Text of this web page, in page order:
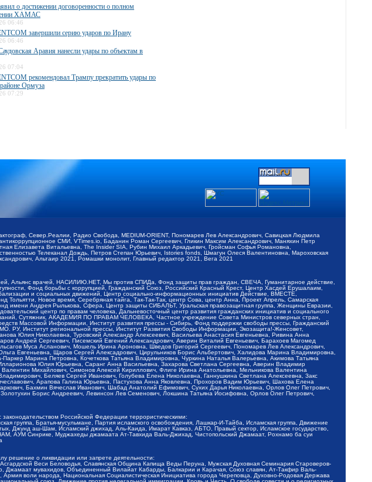
о достижении договоренности о полном
ХАМАС
06:46
завершили серию ударов по Ирану
06:46
Аравия нанесли удары по объектам в
07:04
рекомендовал Трампу прекратить удары по
Ормуза
07:29
Север.Реалии, Радио Свобода, MEDIUM-ORIENT, Пономарев Лев Александрович, Савицкая Людмила
СМИ, VTimes.io, Баданин Роман Сергеевич, Гликин Максим Александрович, Маняхин Петр
Елизавета Витальевна, The Insider SIA, Рубин Михаил Аркадьевич, Гройсман Софья Романовна,
Телеканал Дождь, Петров Степан Юрьевич, Istories fonds, Шмагун Олеся Валентиновна, Мароховская
Альтаир 2021, Ромашки монолит, Главный редактор 2021, Вега 2021
Альянс врачей, НАСИЛИЮ.НЕТ, Мы против СПИДа, Фонд защиты прав граждан, СВЕЧА, Гуманитарное действие,
Фонд борьбы с коррупцией, Гражданский Союз, Российский Красный Крест, Центр Хасдей Ерушалаим,
и социальных движений, Центр социально-информационных инициатив Действие, ВМЕСТЕ,
Новое время, Серебряная тайга, Так-Так-Так, центр Сова, центр Анна, Проект Апрель, Самарская
имени Андрея Рылькова, Сфера, Центр защиты СИБАЛЬТ, Уральская правозащитная группа, Женщины Евразии,
центр по правам человека, Дальневосточный центр развития гражданских инициатив и социального
Сутяжник, АКАДЕМИЯ ПО ПРАВАМ ЧЕЛОВЕКА, Частное учреждение Совета Министров северных стран,
Массовой Информации, Институт развития прессы - Сибирь, Фонд поддержки свободы прессы, Гражданский
РУ, Институт региональной прессы, Институт Развития Свободы Информации, Экозащита!-Женсовет,
Юлия Николаевна, Туровский Александр Алексеевич, Васильева Анастасия Евгеньевна, Ривина Анна
Андрей Сергеевич, Писемский Евгений Александрович, Аверин Виталий Евгеньевич, Барахоев Магомед
Муса Асланович, Мошель Ирина Ароновна, Шведов Григорий Сергеевич, Пономарев Лев Александрович,
Евгеньевна, Щаров Сергей Алексадрович, Цирульников Борис Альбертович, Халидова Марина Владимировна,
Марина Петровна, Кочеткова Татьяна Владимировна, Чуркина Наталья Валерьевна, Акимова Татьяна
Юлия Юрьевна, Саранг Анна Васильевна, Захарова Светлана Сергеевна, Аверин Владимир
Михайлович, Симонов Алексей Кириллович, Флиге Ирина Анатольевна, Мельникова Валентина
Беляев Сергей Иванович, Голубева Елена Николаевна, Ганнушкина Светлана Алексеевна, Закс
Арапова Галина Юрьевна, Пастухова Анна Яковлевна, Прохоров Вадим Юрьевич, Шахова Елена
Бахмин Вячеслав Иванович, Шабад Анатолий Ефимович, Сухих Дарья Николаевна, Орлов Олег Петрович,
Борис Андреевич, Левинсон Лев Семенович, Локшина Татьяна Иосифовна, Орлов Олег Петрович,
Российской Федерации террористическими:
группа, Братья-мусульмане, Партия исламского освобождения, Лашкар-И-Тайба, Исламская группа, Движение
Джунд аш-Шам, Исламский джихад, Аль-Каида, Имарат Кавказ, АБТО, Правый сектор, Исламское государство,
АУМ Синрике, Муджахеды джамаата Ат-Тавхида Валь-Джихад, Чистопольский Джамаат, Рохнамо ба суи
решение о ликвидации или запрете деятельности:
Веси Беловодья, Славянская Община Капища Веды Перуна, Мужская Духовная Семинария Староверов-
Джамаат мувахидов, Объединенный Вилайат Кабарды, Балкарии и Карачая, Союз славян, Ат-Такфир Валь-
воли народа, Национальная Социалистическая Инициатива города Череповца, Духовно-Родовая Держава